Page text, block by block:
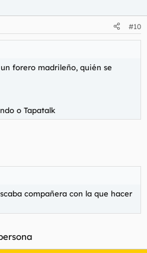
#10
forero madrileño, quién se
o Tapatalk
compañera con la que hacer